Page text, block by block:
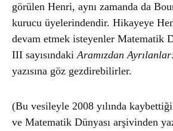
görülen Henri, aynı zamanda da
kurucu üyelerindendir. Hikayeye
devam etmek isteyenler Matematik
III sayısındakiAramızdan
yazısına göz gezdirebilirler.
(Bu vesileyle 2008 yılında
ve Matematik Dünyası arşivinden